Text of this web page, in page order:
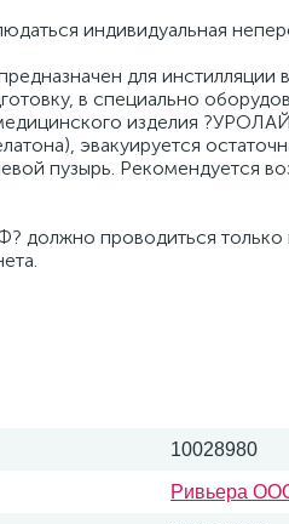
индивидуальная
для инстилляции
в специально
изделия
эвакуируется
пузырь. Рекомендуется
должно проводиться
10028980
Ривьера